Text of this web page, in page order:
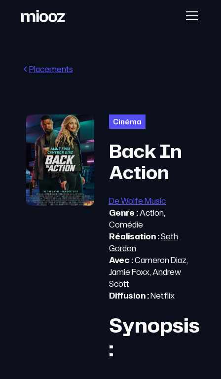
Placements
Cinéma
Back In
Action
De Wolfe Music
Genre :Action,
Comédie
Réalisation :Seth
Gordon
Avec :Cameron Diaz,
Jamie Foxx, Andrew
Scott
Diffusion :Netflix
Synopsis
: